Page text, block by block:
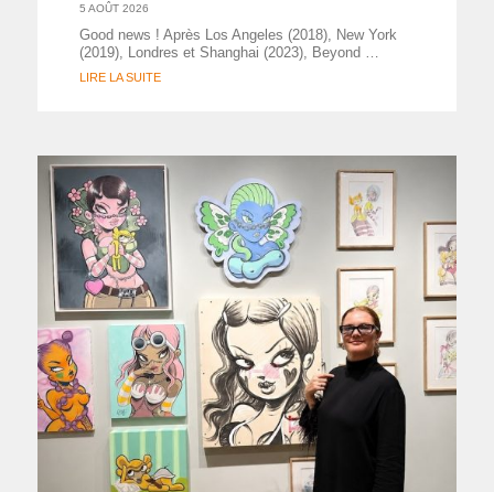
5 AOÛT 2026
Good news ! Après Los Angeles (2018), New York
(2019), Londres et Shanghai (2023), Beyond …
LIRE LA SUITE